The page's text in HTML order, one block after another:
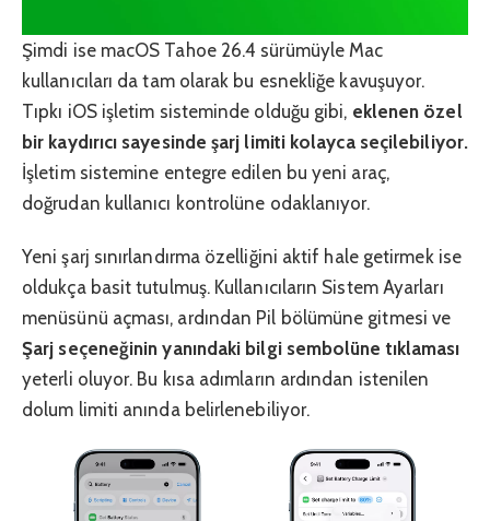
Şimdi ise macOS Tahoe 26.4 sürümüyle Mac
kullanıcıları da tam olarak bu esnekliğe kavuşuyor.
Tıpkı iOS işletim sisteminde olduğu gibi, eklenen özel
bir kaydırıcı sayesinde şarj limiti kolayca seçilebiliyor.
İşletim sistemine entegre edilen bu yeni araç,
doğrudan kullanıcı kontrolüne odaklanıyor.
Yeni şarj sınırlandırma özelliğini aktif hale getirmek ise
oldukça basit tutulmuş. Kullanıcıların Sistem Ayarları
menüsünü açması, ardından Pil bölümüne gitmesi ve
Şarj seçeneğinin yanındaki bilgi sembolüne tıklaması
yeterli oluyor. Bu kısa adımların ardından istenilen
dolum limiti anında belirlenebiliyor.